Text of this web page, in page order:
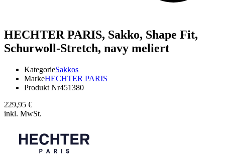
HECHTER PARIS, Sakko, Shape Fit,
Schurwoll-Stretch, navy meliert
KategorieSakkos
MarkeHECHTER PARIS
Produkt Nr451380
229,95 €
inkl. MwSt.